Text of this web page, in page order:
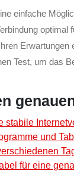
einfache
optimal
Test, um das
stabile
und
für eine